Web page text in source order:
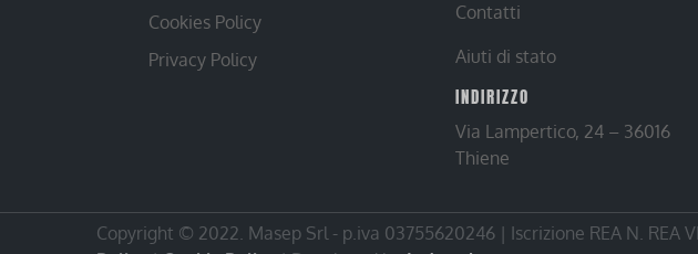
Cookies Policy
Privacy Policy
Contatti
Aiuti di stato
INDIRIZZO
Via Lampertico, 24 – 36016
Thiene
Copyright © 2022. Masep Srl - p.iva 03755620246 | Iscrizione REA N. REA